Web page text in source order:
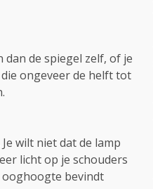
de spiegel zelf, of je
ongeveer de helft tot
wilt niet dat de lamp
licht op je schouders
ooghoogte bevindt